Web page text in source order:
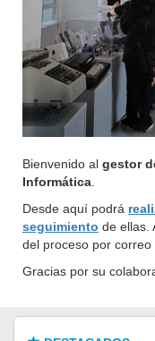
Bienvenido al gestor
Informática
Desde aquí podrá
seguimiento de ellas.
del proceso por correo
Gracias por su